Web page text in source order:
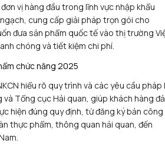
vị hàng đầu trong lĩnh vực nhập khẩu
cung cấp giải pháp trọn gói cho
đưa sản phẩm quốc tế vào thị trường
chóng và tiết kiệm chi phí.
hiểu rõ quy trình và các yêu cầu pháp
và Tổng cục Hải quan, giúp khách hàng
hiện đúng quy định, từ đăng ký bản công
thực phẩm, thông quan hải quan, đến